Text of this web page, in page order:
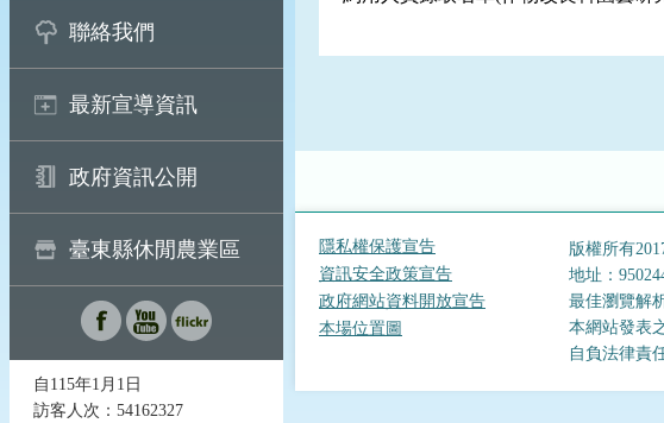
聯絡我們
最新宣導資訊
政府資訊公開
臺東縣休閒農業區
自115年1月1日
訪客人次：54162327
隱私權保護宣告
資訊安全政策宣告
政府網站資料開放宣告
本場位置圖
版權所有
地址：
最佳瀏覽解
本網站發表
自負法律責任